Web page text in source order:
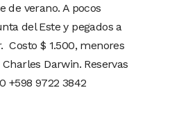
de verano. A pocos
del Este y pegados a
Costo $ 1.500, menores
Darwin. Reservas
+598 9722 3842